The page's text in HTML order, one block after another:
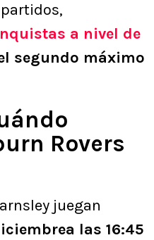
a nivel de
segundo máximo
Rovers
juegan
las 16:45